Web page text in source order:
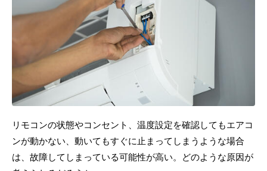
リモコンの状態やコンセント、温度設定を確認してもエアコ
ンが動かない、動いてもすぐに止まってしまうような場合
は、故障してしまっている可能性が高い。どのような原因が